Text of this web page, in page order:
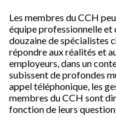
Les membres du CCH
équipe professionnelle et
douzaine de spécialistes
répondre aux réalités et
employeurs, dans un
subissent de profondes
appel téléphonique, les
membres du CCH sont
fonction de leurs